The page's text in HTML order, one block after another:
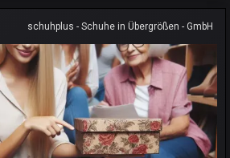
schuhplus - Schuhe in Übergrößen - GmbH